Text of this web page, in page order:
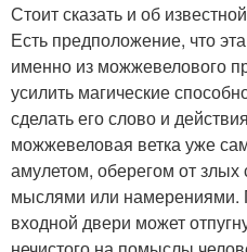
Стоит сказать и об
Есть предположение, что
именно из можжевелового
усилить магические
сделать его слово и
можжевеловая ветка уже
амулетом, оберегом от
мыслями или намерениями.
входной двери может